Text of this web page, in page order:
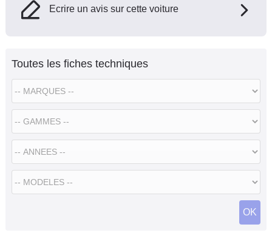
Ecrire un avis sur cette voiture
Toutes les fiches techniques